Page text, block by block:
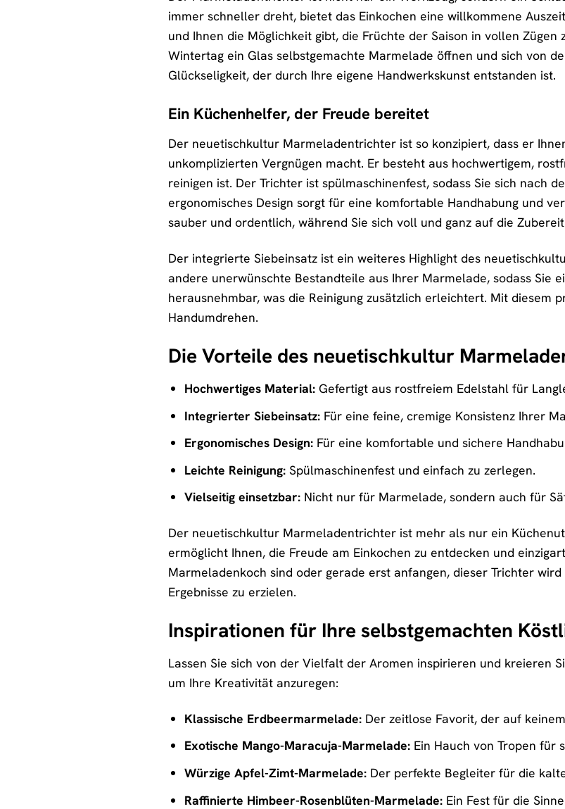
immer schneller dreht, bietet das Einkochen eine willkommene
und Ihnen die Möglichkeit gibt, die Früchte der Saison in vollen
Wintertag ein Glas selbstgemachte Marmelade öffnen und sich von
Glückseligkeit, der durch Ihre eigene Handwerkskunst entstanden ist.
Ein Küchenhelfer, der Freude bereitet
Der neuetischkultur Marmeladentrichter ist so konzipiert, dass er
unkomplizierten Vergnügen macht. Er besteht aus hochwertigem,
reinigen ist. Der Trichter ist spülmaschinenfest, sodass Sie sich nach
ergonomisches Design sorgt für eine komfortable Handhabung und
sauber und ordentlich, während Sie sich voll und ganz auf die
Der integrierte Siebeinsatz ist ein weiteres Highlight des
andere unerwünschte Bestandteile aus Ihrer Marmelade, sodass Sie
herausnehmbar, was die Reinigung zusätzlich erleichtert. Mit diesem
Handumdrehen.
Die Vorteile des neuetischkultur
Hochwertiges Material:Gefertigt aus rostfreiem Edelstahl für
Integrierter Siebeinsatz:Für eine feine, cremige Konsistenz Ihrer
Ergonomisches Design:Für eine komfortable und sichere
Leichte Reinigung:Spülmaschinenfest und einfach zu zerlegen.
Vielseitig einsetzbar:Nicht nur für Marmelade, sondern auch für
Der neuetischkultur Marmeladentrichter ist mehr als nur ein
ermöglicht Ihnen, die Freude am Einkochen zu entdecken und
Marmeladenkoch sind oder gerade erst anfangen, dieser Trichter
Ergebnisse zu erzielen.
Inspirationen für Ihre selbstgemachten
Lassen Sie sich von der Vielfalt der Aromen inspirieren und kreieren
um Ihre Kreativität anzuregen:
Klassische Erdbeermarmelade:Der zeitlose Favorit, der auf
Exotische Mango-Maracuja-Marmelade:Ein Hauch von Tropen für
Würzige Apfel-Zimt-Marmelade:Der perfekte Begleiter für die
Raffinierte Himbeer-Rosenblüten-Marmelade:Ein Fest für die